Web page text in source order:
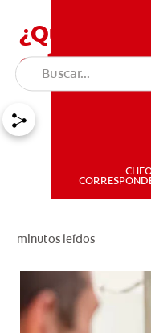
¿Qué son
colmillo?
minutos leídos